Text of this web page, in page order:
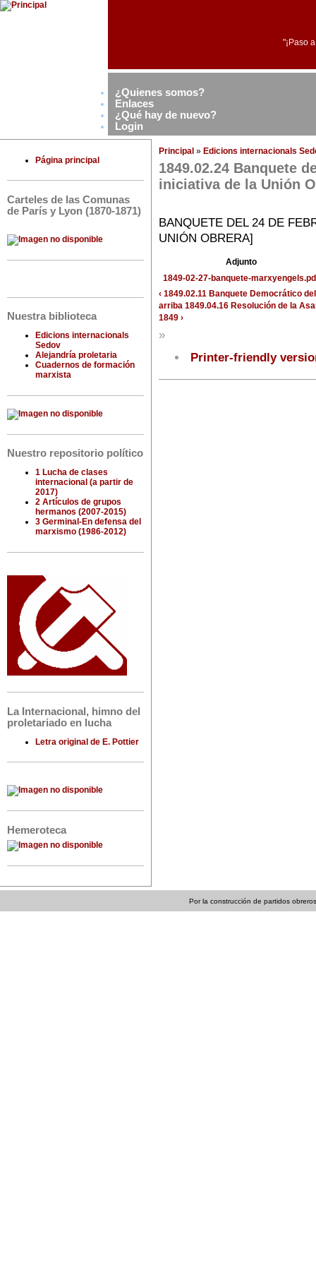
"¡Paso
¿Quienes somos?
Enlaces
¿Qué hay de nuevo?
Login
Página principal
Carteles de las Comunas
de París y Lyon (1870-1871)
Nuestra biblioteca
Edicions internacionals
Sedov
Alejandría proletaria
Cuadernos de formación
marxista
Nuestro repositorio político
1 Lucha de clases
internacional (a partir de
2017)
2 Artículos de grupos
hermanos (2007-2015)
3 Germinal-En defensa del
marxismo (1986-2012)
La Internacional, himno del
proletariado en lucha
Letra original de E. Pottier
Hemeroteca
Principal » Edicions internacionals
1849.02.24 Banquete
iniciativa de la Unión
BANQUETE DEL 24 DE
UNIÓN OBRERA]
Adjunto
1849-02-27-banquete-
‹ 1849.02.11 Banquete Democrático
arriba 1849.04.16 Resolución de la
1849 ›
»
Printer-friendly
Por la construcción de partidos